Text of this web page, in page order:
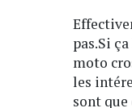
pas.Si
moto
les
sont